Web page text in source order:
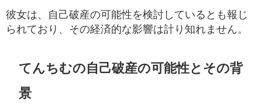
彼女は、自己破産の可能性を検討しているとも報じ
られており、その経済的な影響は計り知れません。
てんちむの自己破産の可能性とその背
景